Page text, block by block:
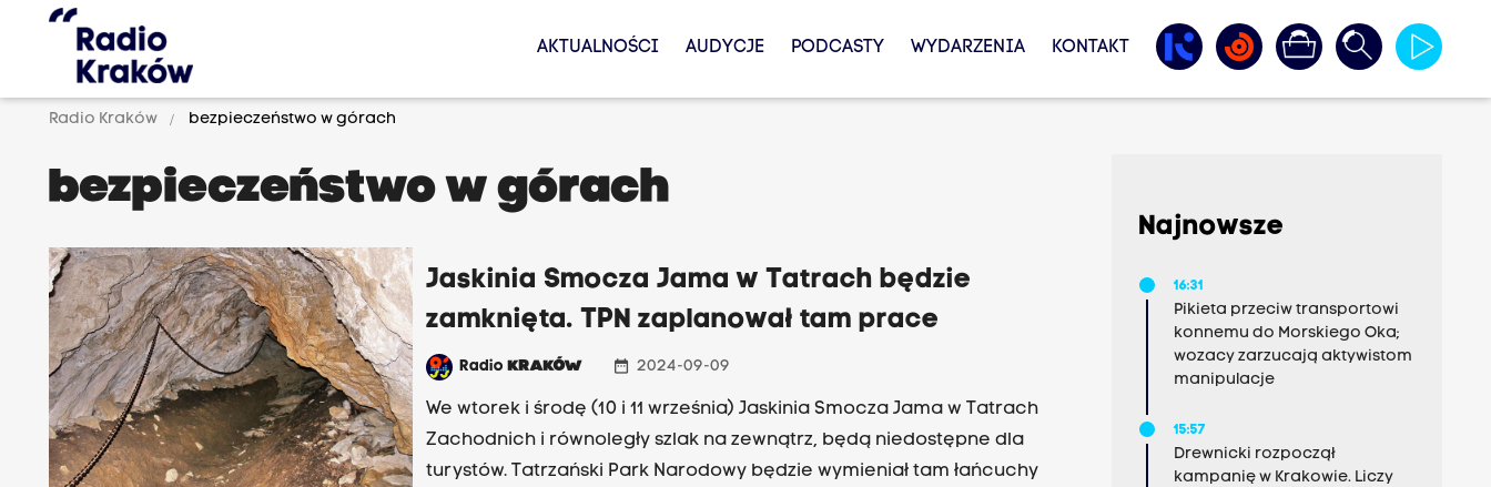
AKTUALNOŚCI AUDYCJE PODCASTY WYDARZENIA KONTAKT
Radio Kraków bezpieczeństwo w górach
bezpieczeństwo w górach
Jaskinia Smocza Jama w Tatrach będzie
zamknięta. TPN zaplanował tam prace
RadioKRAKÓW date_range 2024-09-09
We wtorek i środę (10 i 11 września) Jaskinia Smocza Jama w Tatrach
Zachodnich i równoległy szlak na zewnątrz, będą niedostępne dla
turystów. Tatrzański Park Narodowy będzie wymieniał tam łańcuchy
Najnowsze
16:31
Pikieta przeciw transportowi
konnemu do Morskiego Oka;
wozacy zarzucają aktywistom
manipulacje
15:57
Drewnicki rozpoczął
kampanię w Krakowie. Liczy